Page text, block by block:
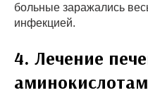
больные заражались
инфекцией.
4. Лечение